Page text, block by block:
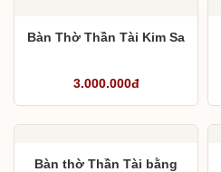
Bàn Thờ Thần Tài Kim Sa
3.000.000đ
Bàn thờ Thần Tài bằng